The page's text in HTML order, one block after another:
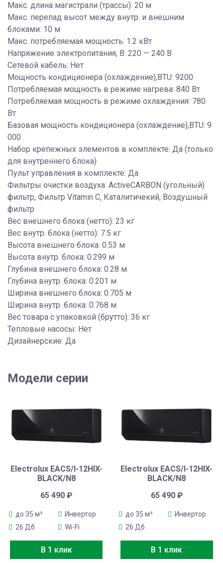
Макс. длина магистрали (трассы): 20 м
Макс. перепад высот между внутр. и внешним
блоками: 10 м
Макс. потребляемая мощность: 1.2 кВт
Напряжение электропитания, В: 220 — 240 В
Сетевой кабель: Нет
Мощность кондиционера (охлаждение),BTU: 9200
Потребляемая мощность в режиме нагрева: 840 Вт
Потребляемая мощность в режиме охлаждения: 780
Вт
Базовая мощность кондиционера (охлаждение),BTU: 9
000
Набор крепежных элементов в комплекте: Да (только
для внутреннего блока)
Пульт управления в комплекте: Да
Фильтры очистки воздуха: ActiveCARBON (угольный)
фильтр, Фильтр Vitamin C, Каталитичекий, Воздушный
фильтр
Вес внешнего блока (нетто): 23 кг
Вес внутр. блока (нетто): 7.5 кг
Высота внешнего блока: 0.53 м
Высота внутр. блока: 0.299 м
Глубина внешнего блока: 0.28 м
Глубина внутр. блока: 0.201 м
Ширина внешнего блока: 0.705 м
Ширина внутр. блока: 0.768 м
Вес товара с упаковкой (брутто): 36 кг
Тепловые насосы: Нет
Дизайнерские: Да
Модели серии
Electrolux EACS/I-12HIX-
BLACK/N8
65 490₽
до 35 м²
Инвертор
26 Дб
Wi-Fi
В 1 клик
Electrolux EACS/I-12HIX-
BLACK/N8
65 490 ₽
до 35 м²
Инвертор
26 Дб
В 1 клик